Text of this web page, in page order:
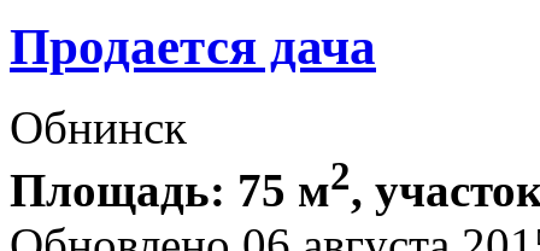
Продается дача
Обнинск
Площадь: 75 м2,